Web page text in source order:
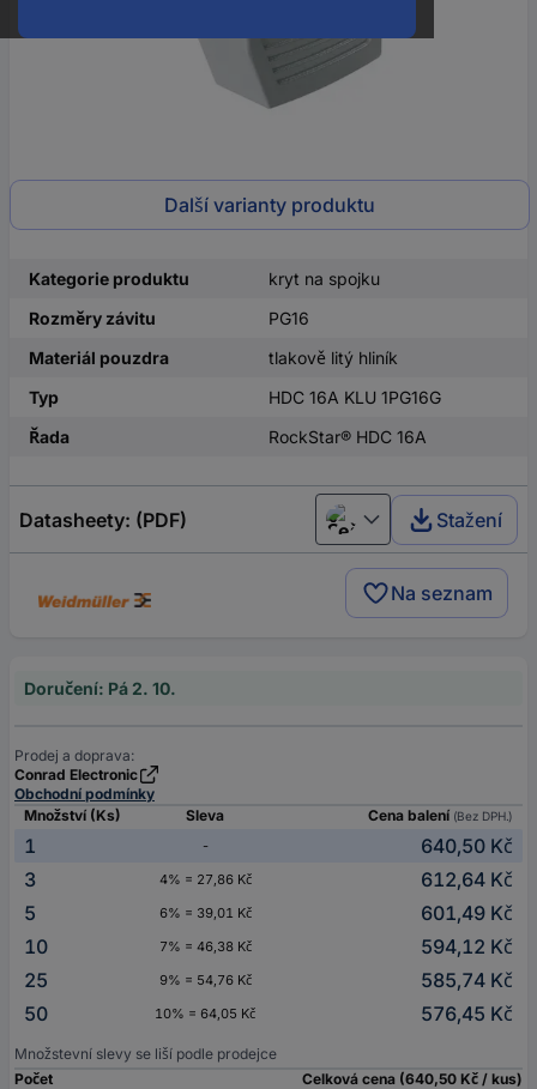
Další varianty produktu
Kategorie produktu
kryt na spojku
Rozměry závitu
PG16
Materiál pouzdra
tlakově litý hliník
Typ
HDC 16A KLU 1PG16G
Řada
RockStar® HDC 16A
Datasheety: (PDF) Čeština Stažení
Na seznam
Doručení: Pá 2. 10.
Prodej a doprava:
Conrad Electronic
Obchodní podmínky
Množství (Ks)
Sleva Cena balení (Bez DPH.)
1 -
640,50 Kč
3
4% = 27,86 Kč
612,64 Kč
5
6% = 39,01 Kč
601,49 Kč
10
7% = 46,38 Kč
594,12 Kč
25
9% = 54,76 Kč
585,74 Kč
50
10% = 64,05 Kč 576,45 Kč
Množstevní slevy se liší podle prodejce
Počet
Celková cena (640,50 Kč / kus)